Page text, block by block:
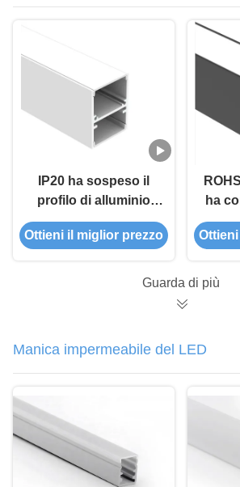
LED
IP20 ha sospeso il
profilo di alluminio
principale 6063 T5
100lm/W della striscia
Ottieni il miglior prezzo
ha
di
Guarda di più
Manica impermeabile del LED